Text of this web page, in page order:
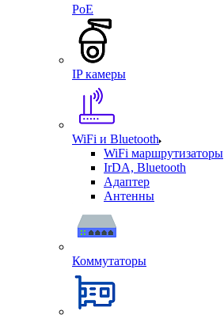
PoE
IP камеры
WiFi и Bluetooth
WiFi маршрутизаторы
IrDA, Bluetooth
Адаптер
Антенны
Коммутаторы